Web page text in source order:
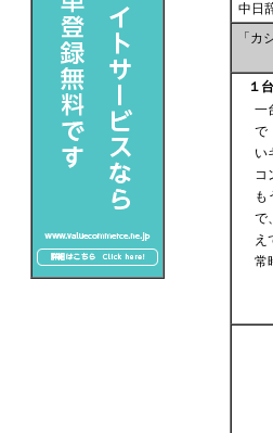
中日
「カ
１
一
で
い
コ
も
で
え
常